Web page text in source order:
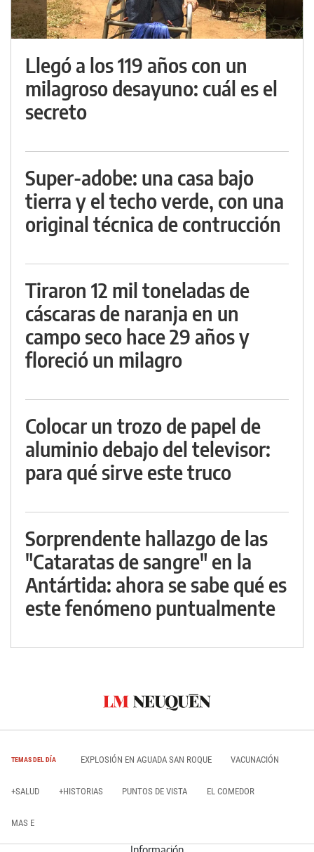
Llegó a los 119 años con un
milagroso desayuno: cuál es el
secreto
Super-adobe: una casa bajo
tierra y el techo verde, con una
original técnica de contrucción
Tiraron 12 mil toneladas de
cáscaras de naranja en un
campo seco hace 29 años y
floreció un milagro
Colocar un trozo de papel de
aluminio debajo del televisor:
para qué sirve este truco
Sorprendente hallazgo de las
"Cataratas de sangre" en la
Antártida: ahora se sabe qué es
este fenómeno puntualmente
TEMAS DEL DÍA EXPLOSIÓN EN AGUADA SAN ROQUE VACUNACIÓN
+SALUD +HISTORIAS PUNTOS DE VISTA EL COMEDOR
MAS E